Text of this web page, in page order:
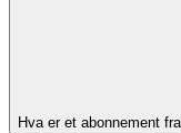
Hva er et abonnement